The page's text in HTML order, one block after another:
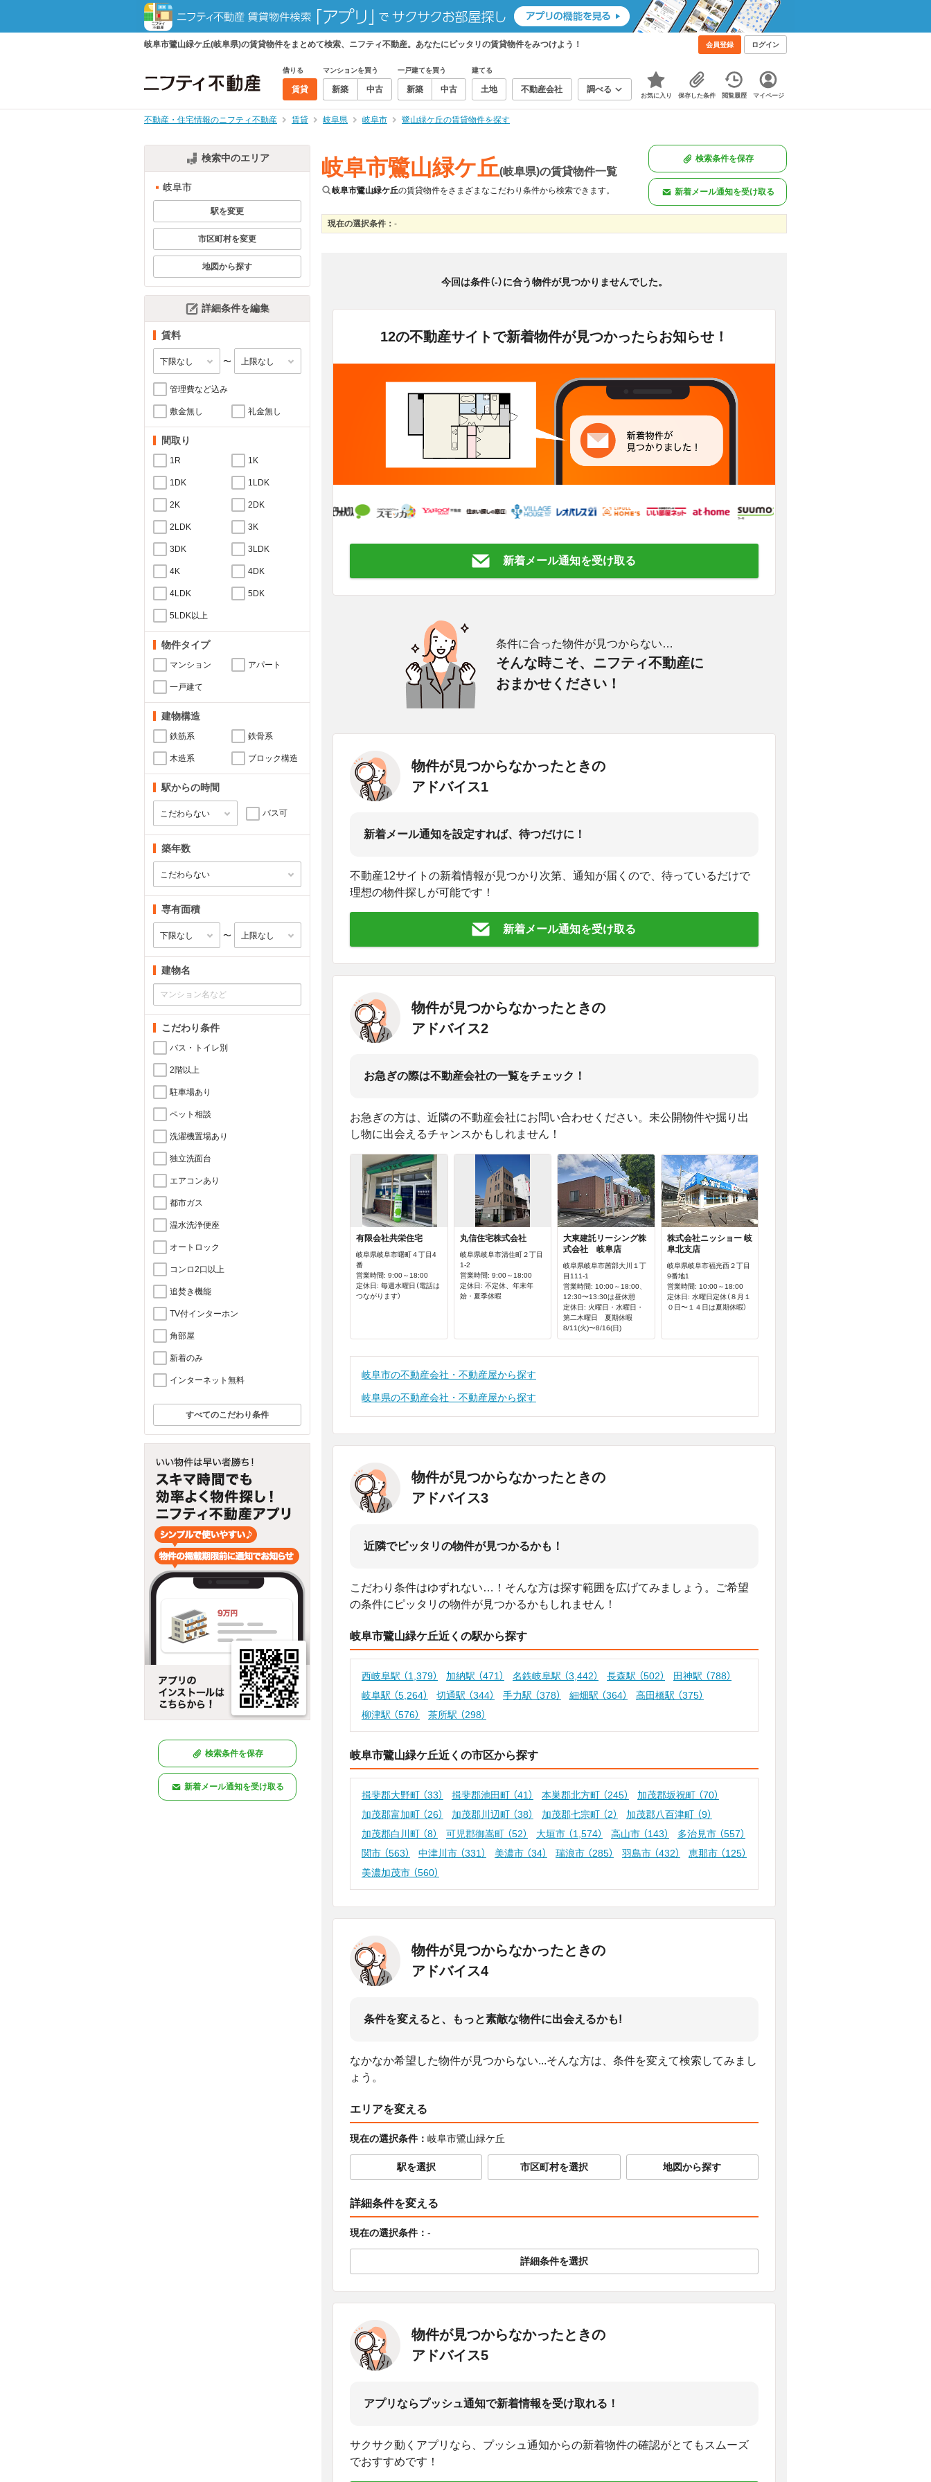
岐阜市鷺山緑ケ丘(岐阜県)の賃貸物件をまとめて検索、ニフティ不動産。あなたにピッタリの賃貸物件をみつけよう！ 会員登録 ログイン
借りる
賃貸
マンションを買う
新築 中古
一戸建てを買う
新築 中古
建てる
土地 不動産会社 調べる
お気に入り 保存した条件 閲覧履歴 マイページ
不動産・住宅情報のニフティ不動産 賃貸 岐阜県 岐阜市 鷺山緑ケ丘の賃貸物件を探す
検索中のエリア
岐阜市
駅を変更
市区町村を変更
地図から探す
詳細条件を編集
賃料
〜
管理費など込み
敷金無し 礼金無し
間取り
1R 1K
1DK 1LDK
2K 2DK
2LDK 3K
3DK 3LDK
4K 4DK
4LDK 5DK
5LDK以上
物件タイプ
マンション アパート
一戸建て
建物構造
鉄筋系 鉄骨系
木造系 ブロック構造
駅からの時間
バス可
築年数
専有面積
〜
建物名
こだわり条件
バス・トイレ別
2階以上
駐車場あり
ペット相談
洗濯機置場あり
独立洗面台
エアコンあり
都市ガス
温水洗浄便座
オートロック
コンロ2口以上
追焚き機能
TV付インターホン
角部屋
新着のみ
インターネット無料
すべてのこだわり条件
検索条件を保存
新着メール通知を受け取る
岐阜市鷺山緑ケ丘(岐阜県)の賃貸物件一覧
岐阜市鷺山緑ケ丘の賃貸物件をさまざまなこだわり条件から検索できます。
検索条件を保存
新着メール通知を受け取る
現在の選択条件： -
<
今回は条件（-）に合う物件が見つかりませんでした。
12の不動産サイトで新着物件が見つかったらお知らせ！
新着メール通知を受け取る
条件に合った物件が見つからない…
そんな時こそ、ニフティ不動産に
おまかせください！
物件が見つからなかったときの
アドバイス1
新着メール通知を設定すれば、待つだけに！
不動産12サイトの新着情報が見つかり次第、通知が届くので、待っているだけで
理想の物件探しが可能です！
新着メール通知を受け取る
物件が見つからなかったときの
アドバイス2
お急ぎの際は不動産会社の一覧をチェック！
お急ぎの方は、近隣の不動産会社にお問い合わせください。未公開物件や掘り出
し物に出会えるチャンスかもしれません！
有限会社共栄住宅
岐阜県岐阜市曙町４丁目4
番
営業時間: 9:00～18:00
定休日: 毎週水曜日（電話は
つながります）
丸信住宅株式会社
岐阜県岐阜市清住町２丁目
1-2
営業時間: 9:00～18:00
定休日: 不定休、年末年
始・夏季休暇
大東建託リーシング株
式会社 岐阜店
岐阜県岐阜市茜部大川１丁
目111-1
営業時間: 10:00～18:00、
12:30〜13:30は昼休憩
定休日: 火曜日・水曜日・
第二木曜日 夏期休暇
8/11(火)〜8/16(日)
株式会社ニッショー 岐
阜北支店
岐阜県岐阜市福光西２丁目
9番地1
営業時間: 10:00～18:00
定休日: 水曜日定休（８月１
０日〜１４日は夏期休暇）
岐阜市の不動産会社・不動産屋から探す
岐阜県の不動産会社・不動産屋から探す
物件が見つからなかったときの
アドバイス3
近隣でピッタリの物件が見つかるかも！
こだわり条件はゆずれない…！そんな方は探す範囲を広げてみましょう。ご希望
の条件にピッタリの物件が見つかるかもしれません！
岐阜市鷺山緑ケ丘近くの駅から探す
西岐阜駅 （1,379） 加納駅 （471） 名鉄岐阜駅 （3,442） 長森駅 （502） 田神駅 （788）
岐阜駅 （5,264） 切通駅 （344） 手力駅 （378） 細畑駅 （364） 高田橋駅 （375）
柳津駅 （576） 茶所駅 （298）
岐阜市鷺山緑ケ丘近くの市区から探す
揖斐郡大野町 （33） 揖斐郡池田町 （41） 本巣郡北方町 （245） 加茂郡坂祝町 （70）
加茂郡富加町 （26） 加茂郡川辺町 （38） 加茂郡七宗町 （2） 加茂郡八百津町 （9）
加茂郡白川町 （8） 可児郡御嵩町 （52） 大垣市 （1,574） 高山市 （143） 多治見市 （557）
関市 （563） 中津川市 （331） 美濃市 （34） 瑞浪市 （285） 羽島市 （432） 恵那市 （125）
美濃加茂市 （560）
物件が見つからなかったときの
アドバイス4
条件を変えると、もっと素敵な物件に出会えるかも!
なかなか希望した物件が見つからない...そんな方は、条件を変えて検索してみまし
ょう。
エリアを変える
現在の選択条件： 岐阜市鷺山緑ケ丘
駅を選択 市区町村を選択 地図から探す
詳細条件を変える
現在の選択条件： -
詳細条件を選択
物件が見つからなかったときの
アドバイス5
アプリならプッシュ通知で新着情報を受け取れる！
サクサク動くアプリなら、プッシュ通知からの新着物件の確認がとてもスムーズ
でおすすめです！